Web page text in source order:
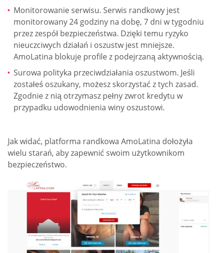
Monitorowanie serwisu. Serwis randkowy jest
monitorowany 24 godziny na dobę, 7 dni w tygodniu
przez zespół bezpieczeństwa. Dzięki temu ryzyko
nieuczciwych działań i oszustw jest mniejsze.
AmoLatina blokuje profile z podejrzaną aktywnością.
Surowa polityka przeciwdziałania oszustwom. Jeśli
zostałeś oszukany, możesz skorzystać z tych zasad.
Zgodnie z nią otrzymasz pełny zwrot kredytu w
przypadku udowodnienia winy oszustowi.
Jak widać, platforma randkowa AmoLatina dołożyła
wielu starań, aby zapewnić swoim użytkownikom
bezpieczeństwo.